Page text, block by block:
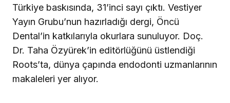
Türkiye baskısında, 31’inci sayı çıktı. Vestiyer
Yayın Grubu’nun hazırladığı dergi, Öncü
Dental’in katkılarıyla okurlara sunuluyor. Doç.
Dr. Taha Özyürek’in editörlüğünü üstlendiği
Roots’ta, dünya çapında endodonti uzmanlarının
makaleleri yer alıyor.